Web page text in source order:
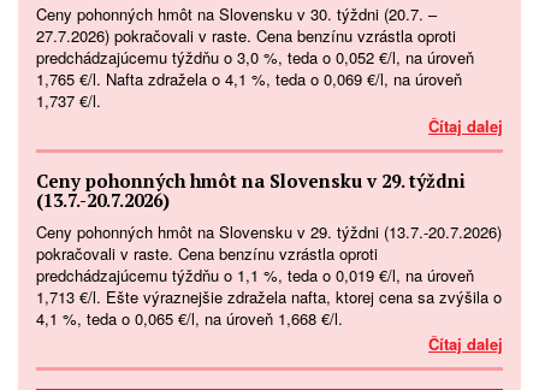
Ceny pohonných hmôt na Slovensku v 30. týždni (20.7. –
27.7.2026) pokračovali v raste. Cena benzínu vzrástla oproti
predchádzajúcemu týždňu o 3,0 %, teda o 0,052 €/l, na úroveň
1,765 €/l. Nafta zdražela o 4,1 %, teda o 0,069 €/l, na úroveň
1,737 €/l.
Čítaj dalej
Ceny pohonných hmôt na Slovensku v 29. týždni
(13.7.-20.7.2026)
Ceny pohonných hmôt na Slovensku v 29. týždni (13.7.-20.7.2026)
pokračovali v raste. Cena benzínu vzrástla oproti
predchádzajúcemu týždňu o 1,1 %, teda o 0,019 €/l, na úroveň
1,713 €/l. Ešte výraznejšie zdražela nafta, ktorej cena sa zvýšila o
4,1 %, teda o 0,065 €/l, na úroveň 1,668 €/l.
Čítaj dalej